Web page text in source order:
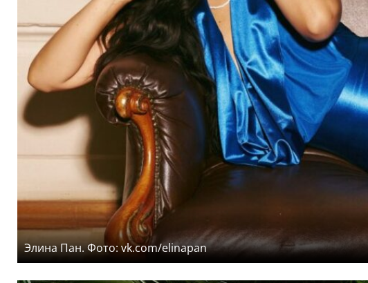
Элина Пан. Фото: vk.com/elinapan